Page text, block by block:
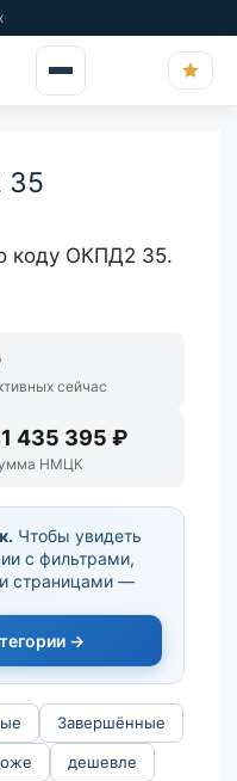
·
35
коду ОКПД2 35.
сейчас
435 395 ₽
НМЦК
Чтобы увидеть
с фильтрами,
страницами —
→
Завершённые
дешевле